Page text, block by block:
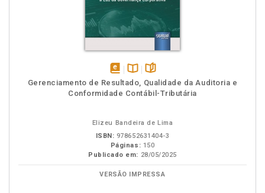
disponível
em
Disponível
na
páginas
Gerenciamento de Resultado, Qualidade da Auditoria e
Conformidade Contábil-Tributária
Elizeu Bandeira de Lima
ISBN: 978652631404-3
Páginas: 150
Publicado em: 28/05/2025
VERSÃO IMPRESSA